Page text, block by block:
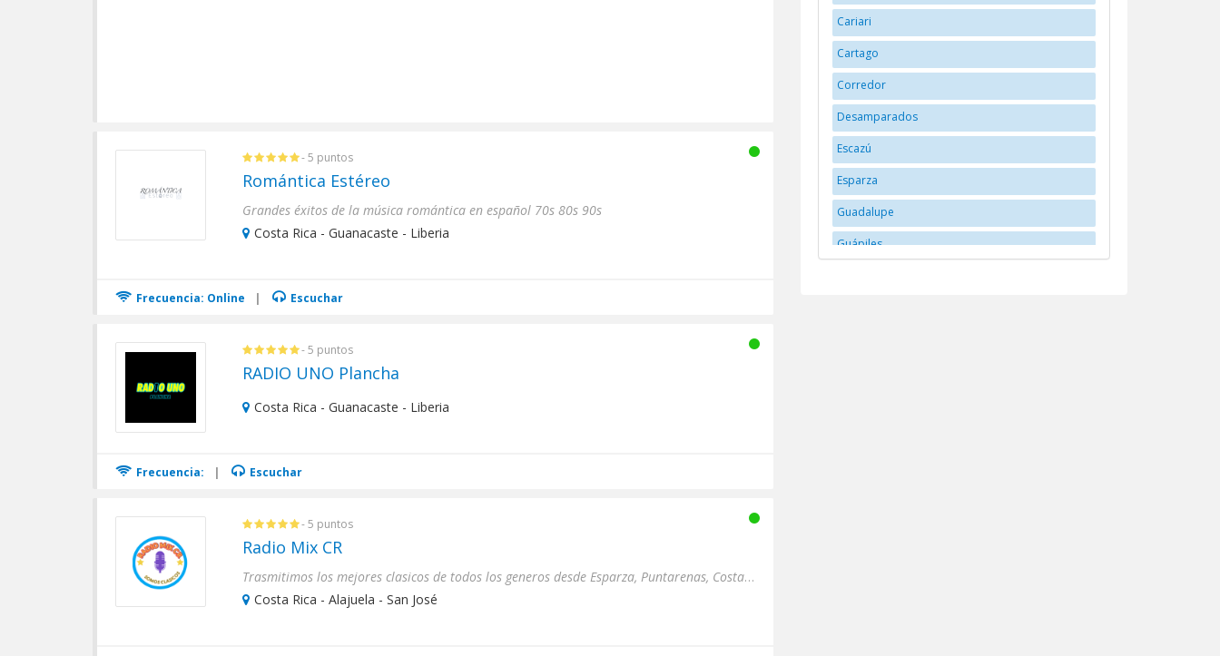
- 5 puntos
Romántica Estéreo
Grandes éxitos de la música romántica en español 70s 80s 90s
Costa Rica - Guanacaste - Liberia
Frecuencia: Online | Escuchar
- 5 puntos
RADIO UNO Plancha
Costa Rica - Guanacaste - Liberia
Frecuencia: | Escuchar
- 5 puntos
Radio Mix CR
Trasmitimos los mejores clasicos de todos los generos desde Esparza, Puntarenas, Costa Rica
Costa Rica - Alajuela - San José
Cariari
Cartago
Corredor
Desamparados
Escazú
Esparza
Guadalupe
Guápiles